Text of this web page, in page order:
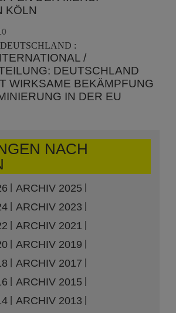
KÖLN
:
/
DEUTSCHLAND
WIRKSAME BEKÄMPFUNG
IN DER EU
NACH
ARCHIV 2025
ARCHIV 2023
ARCHIV 2021
ARCHIV 2019
ARCHIV 2017
ARCHIV 2015
ARCHIV 2013